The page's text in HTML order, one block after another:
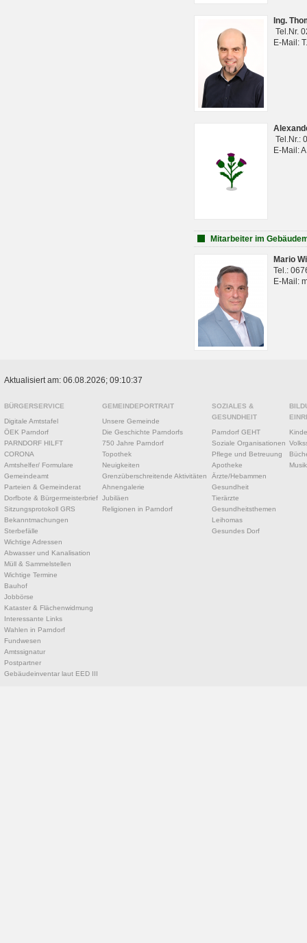
Ing.
Tel.Nr.
E-Mail:
Tel.Nr.:
E-Mail:
Mitarbeiter im
Mario
Tel.:
E-Mail:
Aktualisiert am: 06.08.2026; 09:10:37
BÜRGERSERVICE
Digitale Amtstafel
ÖEK Parndorf
PARNDORF HILFT
CORONA
Amtshelfer/ Formulare
Gemeindeamt
Parteien & Gemeinderat
Dorfbote & Bürgermeisterbrief
Sitzungsprotokoll GRS
Bekanntmachungen
Sterbefälle
Wichtige Adressen
Abwasser und Kanalisation
Müll & Sammelstellen
Wichtige Termine
Bauhof
Jobbörse
Kataster & Flächenwidmung
Interessante Links
Wahlen in Parndorf
Fundwesen
Amtssignatur
Postpartner
Gebäudeinventar laut EED III
GEMEINDEPORTRAIT
Unsere Gemeinde
Die Geschichte Parndorfs
750 Jahre Parndorf
Topothek
Neuigkeiten
Grenzüberschreitende Aktivitäten
Ahnengalerie
Jubiläen
Religionen in Parndorf
SOZIALES &
GESUNDHEIT
Parndorf GEHT
Soziale Organisationen
Pflege und Betreuung
Apotheke
Ärzte/Hebammen
Gesundheit
Tierärzte
Gesundheitsthemen
Leihomas
Gesundes Dorf